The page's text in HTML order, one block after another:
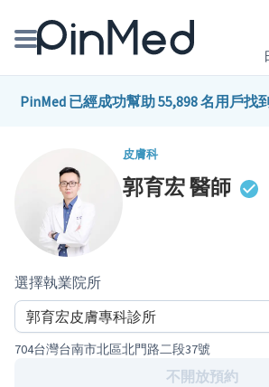
線上預約醫師、院所
健康主題館
PinMed 已經成功幫助 55,898 名用戶找
皮膚科
郭育宏醫師
選擇執業院所
704台灣台南市北區北門路二段37號
不開放預約